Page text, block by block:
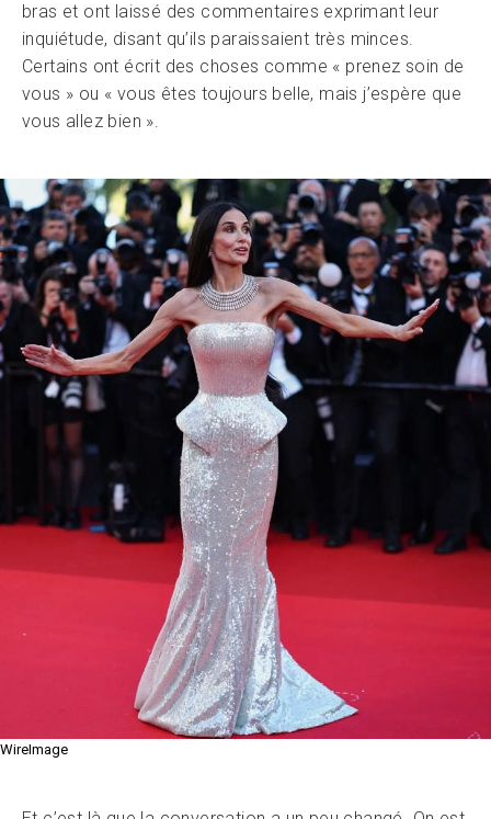
bras et ont laissé des commentaires exprimant leur
inquiétude, disant qu’ils paraissaient très minces.
Certains ont écrit des choses comme « prenez soin de
vous » ou « vous êtes toujours belle, mais j’espère que
vous allez bien ».
WireImage